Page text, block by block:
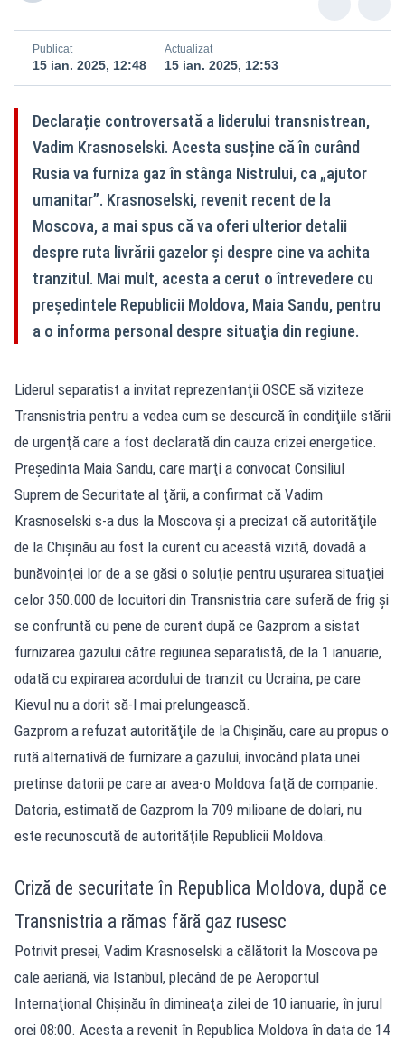
Publicat
15 ian. 2025, 12:48
Actualizat
15 ian. 2025, 12:53
Declarație controversată a liderului transnistrean,
Vadim Krasnoselski. Acesta susține că în curând
Rusia va furniza gaz în stânga Nistrului, ca „ajutor
umanitar”. Krasnoselski, revenit recent de la
Moscova, a mai spus că va oferi ulterior detalii
despre ruta livrării gazelor şi despre cine va achita
tranzitul. Mai mult, acesta a cerut o întrevedere cu
președintele Republicii Moldova, Maia Sandu, pentru
a o informa personal despre situaţia din regiune.
Liderul separatist a invitat reprezentanţii OSCE să viziteze
Transnistria pentru a vedea cum se descurcă în condiţiile stării
de urgenţă care a fost declarată din cauza crizei energetice.
Preşedinta Maia Sandu, care marţi a convocat Consiliul
Suprem de Securitate al ţării, a confirmat că Vadim
Krasnoselski s-a dus la Moscova şi a precizat că autorităţile
de la Chişinău au fost la curent cu această vizită, dovadă a
bunăvoinţei lor de a se găsi o soluţie pentru uşurarea situaţiei
celor 350.000 de locuitori din Transnistria care suferă de frig şi
se confruntă cu pene de curent după ce Gazprom a sistat
furnizarea gazului către regiunea separatistă, de la 1 ianuarie,
odată cu expirarea acordului de tranzit cu Ucraina, pe care
Kievul nu a dorit să-l mai prelungească.
Gazprom a refuzat autorităţile de la Chişinău, care au propus o
rută alternativă de furnizare a gazului, invocând plata unei
pretinse datorii pe care ar avea-o Moldova faţă de companie.
Datoria, estimată de Gazprom la 709 milioane de dolari, nu
este recunoscută de autorităţile Republicii Moldova.
Criză de securitate în Republica Moldova, după ce
Transnistria a rămas fără gaz rusesc
Potrivit presei, Vadim Krasnoselski a călătorit la Moscova pe
cale aeriană, via Istanbul, plecând de pe Aeroportul
Internaţional Chişinău în dimineaţa zilei de 10 ianuarie, în jurul
orei 08:00. Acesta a revenit în Republica Moldova în data de 14